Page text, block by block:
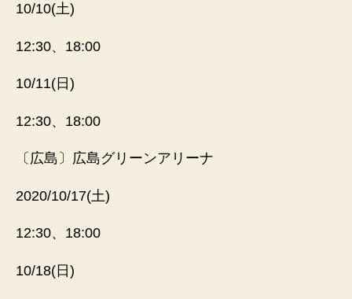
10/10(土)
12:30、18:00
10/11(日)
12:30、18:00
〔広島〕広島グリーンアリーナ
2020/10/17(土)
12:30、18:00
10/18(日)